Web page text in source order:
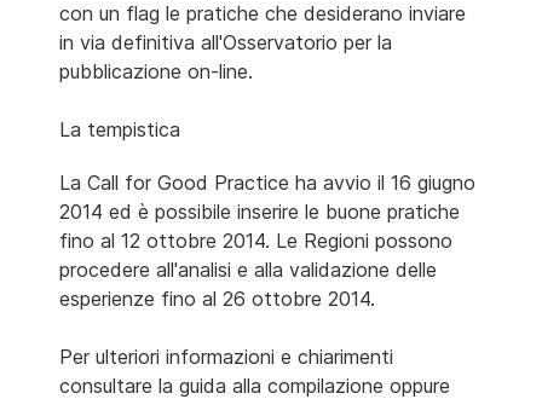
con un flag le pratiche che desiderano inviare
in via definitiva all'Osservatorio per la
pubblicazione on-line.
La tempistica
La Call for Good Practice ha avvio il 16 giugno
2014 ed è possibile inserire le buone pratiche
fino al 12 ottobre 2014. Le Regioni possono
procedere all'analisi e alla validazione delle
esperienze fino al 26 ottobre 2014.
Per ulteriori informazioni e chiarimenti
consultare la guida alla compilazione oppure